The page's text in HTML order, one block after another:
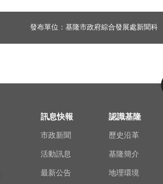
發布單位：基隆市政府綜合發展處新聞科
訊息快報
市政新聞
活動訊息
最新公告
認識基隆
歷史沿革
基隆簡介
地理環境